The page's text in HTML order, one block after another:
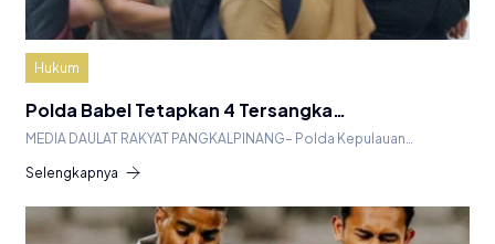
Hukum
Polda Babel Tetapkan 4 Tersangka…
MEDIA DAULAT RAKYAT PANGKALPINANG– Polda Kepulauan…
Selengkapnya